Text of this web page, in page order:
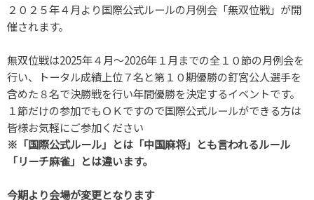
２０２５年４月より国際公式ルールの月例会「無双位戦」が開
催されます。
無双位戦は2025年４月～2026年１月までの全１０節の月例会を
行い、トータル成績上位７名と第１０期優勝の釘宮公人選手を
含めた８名で決勝戦を行い年間優勝を決定するイベントです。
１節だけの参加でもＯＫですので国際公式ルールができる方は
皆様お気軽にご参加ください
※「国際公式ルール」とは「中国麻将」とも言われるルール
「リーチ麻雀」とは違います。
今期より会場が変更となります